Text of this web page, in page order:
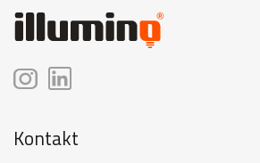
Kontakt